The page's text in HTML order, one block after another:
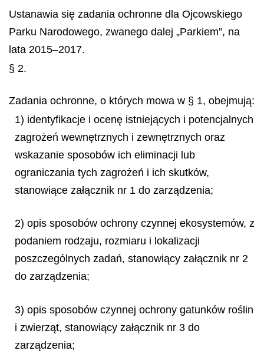
Ustanawia się zadania ochronne dla Ojcowskiego
Parku Narodowego, zwanego dalej „Parkiem”, na
lata 2015–2017.
§ 2.
Zadania ochronne, o których mowa w § 1, obejmują:
1) identyfikacje i ocenę istniejących i potencjalnych
zagrożeń wewnętrznych i zewnętrznych oraz
wskazanie sposobów ich eliminacji lub
ograniczania tych zagrożeń i ich skutków,
stanowiące załącznik nr 1 do zarządzenia;
2) opis sposobów ochrony czynnej ekosystemów, z
podaniem rodzaju, rozmiaru i lokalizacji
poszczególnych zadań, stanowiący załącznik nr 2
do zarządzenia;
3) opis sposobów czynnej ochrony gatunków roślin
i zwierząt, stanowiący załącznik nr 3 do
zarządzenia;